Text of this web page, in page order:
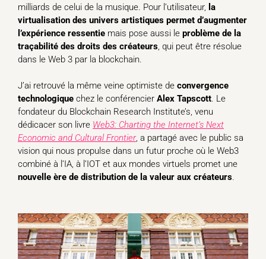
milliards de celui de la musique. Pour l’utilisateur, la
virtualisation des univers artistiques permet d’augmenter
l’expérience ressentie mais pose aussi le problème de la
traçabilité des droits des créateurs, qui peut être résolue
dans le Web 3 par la blockchain.
J’ai retrouvé la même veine optimiste de convergence
technologique chez le conférencier Alex Tapscott. Le
fondateur du Blockchain Research Institute’s, venu
dédicacer son livre Web3: Charting the Internet’s Next
Economic and Cultural Frontier, a partagé avec le public sa
vision qui nous propulse dans un futur proche où le Web3
combiné à l’IA, à l’IOT et aux mondes virtuels promet une
nouvelle ère de distribution de la valeur aux créateurs.